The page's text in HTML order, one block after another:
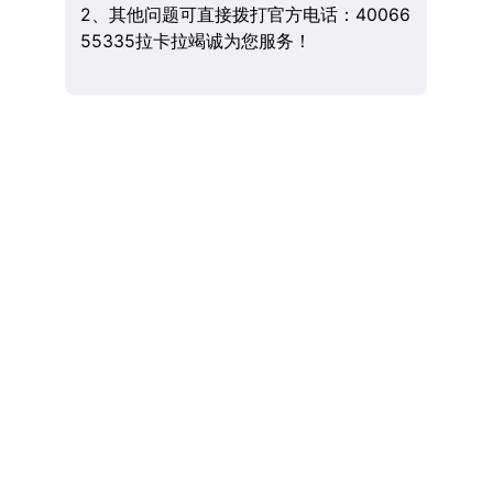
2、其他问题可直接拨打官方电话：40066
55335拉卡拉竭诚为您服务！